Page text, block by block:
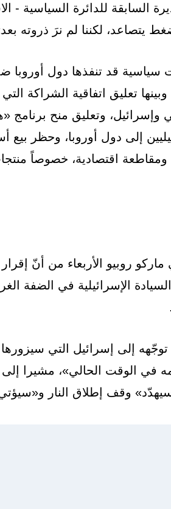
12» عن المديرة السابقة للدائرة
يتصاعد، لكننا لم نرَ ذروته
سياسية قد تنفذها دول
تعليق اتفاقية الشراكة
وإسرائيل، وتعليق منح
إلى دول أوروبا، وحظر بيع
ومقاطعة اقتصادية، خصوصاً
ماركو روبيو الأربعاء من أنّ
الإسرائيلية في الضفة
توجّهه إلى إسرائيل التي
في الوقت الحالي»، مشيرا
وقف إطلاق النار